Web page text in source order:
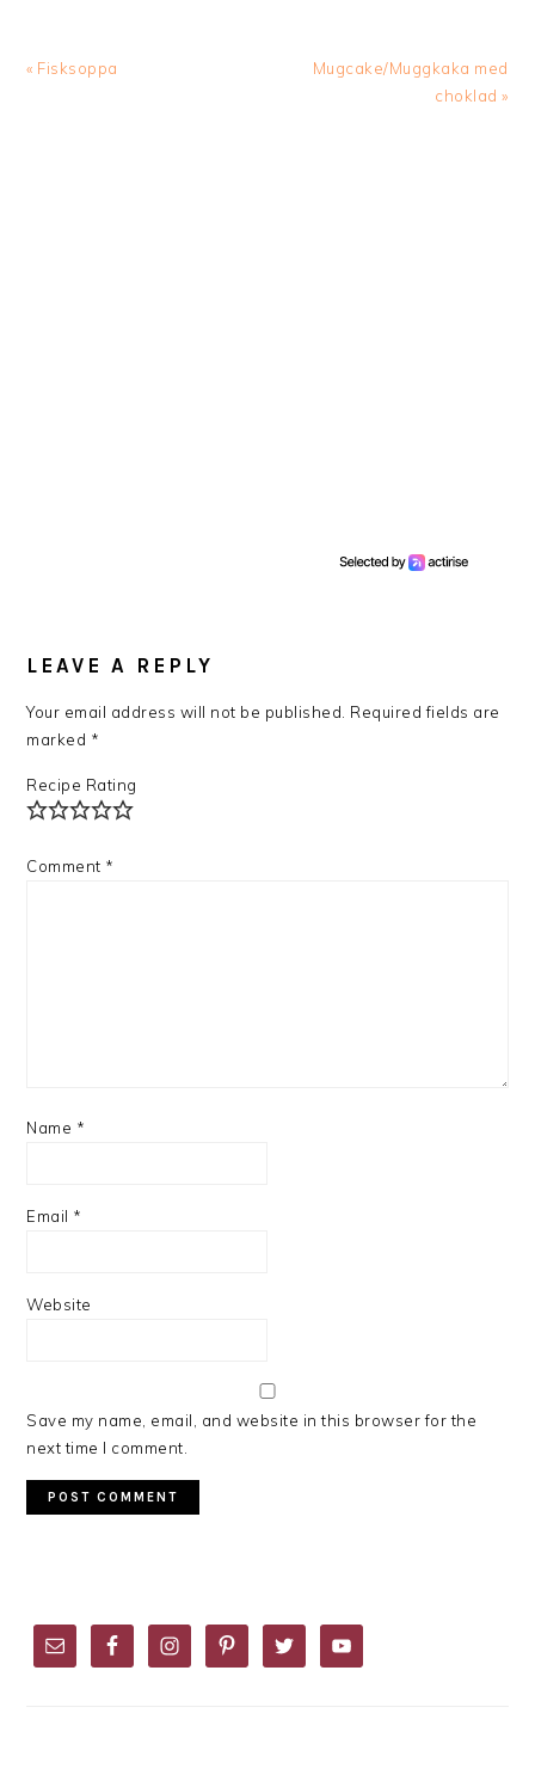
Previous
« Fisksoppa
Next
Mugcake/Muggkaka med
choklad »
INTERACTIONS
LEAVE A REPLY
Your email address will not be published. Required fields are
marked *
Recipe Rating
Comment *
Name *
Email *
Website
Save my name, email, and website in this browser for the
next time I comment.
SIDEBAR